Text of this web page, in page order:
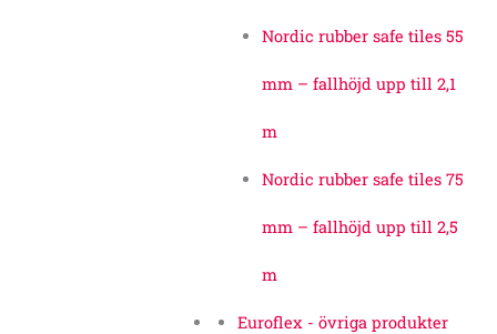
Nordic rubber safe tiles 55
mm – fallhöjd upp till 2,1
m
Nordic rubber safe tiles 75
mm – fallhöjd upp till 2,5
m
Euroflex - övriga produkter